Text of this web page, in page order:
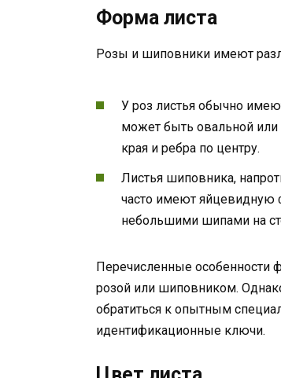
Форма листа
Розы и шиповники имеют
У роз листья обычно
может быть овальной или
края и ребра по центру.
Листья шиповника,
часто имеют яйцевидную
небольшими шипами на
Перечисленные особенности
розой или шиповником.
обратиться к опытным
идентификационные ключи.